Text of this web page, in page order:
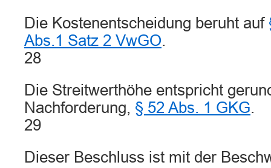
Die Kostenentscheidung beruht auf
Abs.1 Satz 2 VwGO.
28
Die Streitwerthöhe entspricht
Nachforderung, § 52 Abs. 1 GKG.
29
Dieser Beschluss ist mit der